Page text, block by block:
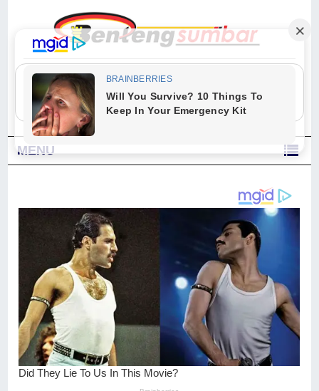
"Sesungguhnya Allah dan para malaikat-Nya berselawat untuk Nabi.
Wahai orang-orang yang beriman, berselawatlah kamu untuk Nabi dan
ucapkanlah salam dengan penuh penghormatan kepadanya." (Qs. Al
Ahzab Ayat 56)
MENU